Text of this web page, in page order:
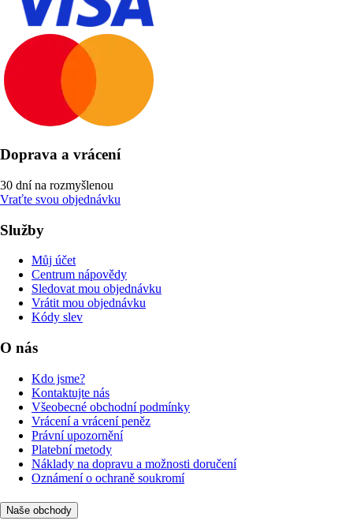
Doprava a vrácení
30 dní na rozmyšlenou
Vraťte svou objednávku
Služby
Můj účet
Centrum nápovědy
Sledovat mou objednávku
Vrátit mou objednávku
Kódy slev
O nás
Kdo jsme?
Kontaktujte nás
Všeobecné obchodní podmínky
Vrácení a vrácení peněz
Právní upozornění
Platební metody
Náklady na dopravu a možnosti doručení
Oznámení o ochraně soukromí
Naše obchody